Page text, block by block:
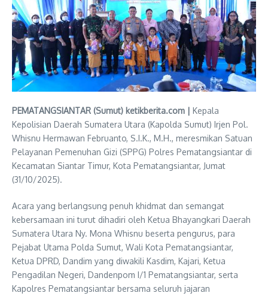
PEMATANGSIANTAR (Sumut) ketikberita.com | Kepala
Kepolisian Daerah Sumatera Utara (Kapolda Sumut) Irjen Pol.
Whisnu Hermawan Februanto, S.I.K., M.H., meresmikan Satuan
Pelayanan Pemenuhan Gizi (SPPG) Polres Pematangsiantar di
Kecamatan Siantar Timur, Kota Pematangsiantar, Jumat
(31/10/2025).
Acara yang berlangsung penuh khidmat dan semangat
kebersamaan ini turut dihadiri oleh Ketua Bhayangkari Daerah
Sumatera Utara Ny. Mona Whisnu beserta pengurus, para
Pejabat Utama Polda Sumut, Wali Kota Pematangsiantar,
Ketua DPRD, Dandim yang diwakili Kasdim, Kajari, Ketua
Pengadilan Negeri, Dandenpom I/1 Pematangsiantar, serta
Kapolres Pematangsiantar bersama seluruh jajaran